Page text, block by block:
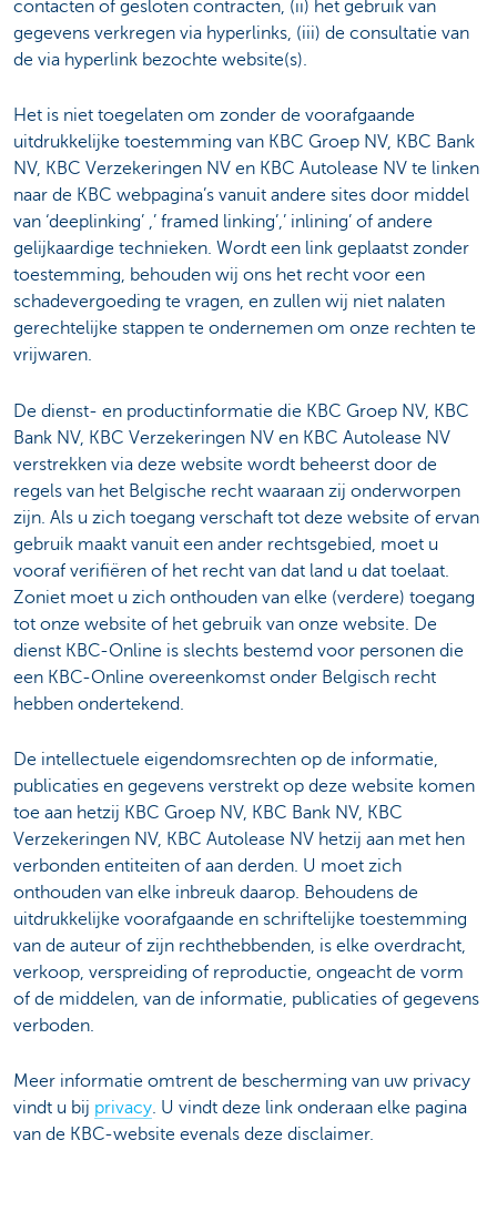
contacten of gesloten contracten, (ii) het gebruik van
gegevens verkregen via hyperlinks, (iii) de consultatie van
de via hyperlink bezochte website(s).
Het is niet toegelaten om zonder de voorafgaande
uitdrukkelijke toestemming van KBC Groep NV, KBC Bank
NV, KBC Verzekeringen NV en KBC Autolease NV te linken
naar de KBC webpagina’s vanuit andere sites door middel
van ‘deeplinking’ ,’ framed linking’,’ inlining’ of andere
gelijkaardige technieken. Wordt een link geplaatst zonder
toestemming, behouden wij ons het recht voor een
schadevergoeding te vragen, en zullen wij niet nalaten
gerechtelijke stappen te ondernemen om onze rechten te
vrijwaren.
De dienst- en productinformatie die KBC Groep NV, KBC
Bank NV, KBC Verzekeringen NV en KBC Autolease NV
verstrekken via deze website wordt beheerst door de
regels van het Belgische recht waaraan zij onderworpen
zijn. Als u zich toegang verschaft tot deze website of ervan
gebruik maakt vanuit een ander rechtsgebied, moet u
vooraf verifiëren of het recht van dat land u dat toelaat.
Zoniet moet u zich onthouden van elke (verdere) toegang
tot onze website of het gebruik van onze website. De
dienst KBC-Online is slechts bestemd voor personen die
een KBC-Online overeenkomst onder Belgisch recht
hebben ondertekend.
De intellectuele eigendomsrechten op de informatie,
publicaties en gegevens verstrekt op deze website komen
toe aan hetzij KBC Groep NV, KBC Bank NV, KBC
Verzekeringen NV, KBC Autolease NV hetzij aan met hen
verbonden entiteiten of aan derden. U moet zich
onthouden van elke inbreuk daarop. Behoudens de
uitdrukkelijke voorafgaande en schriftelijke toestemming
van de auteur of zijn rechthebbenden, is elke overdracht,
verkoop, verspreiding of reproductie, ongeacht de vorm
of de middelen, van de informatie, publicaties of gegevens
verboden.
Meer informatie omtrent de bescherming van uw privacy
vindt u bij privacy. U vindt deze link onderaan elke pagina
van de KBC-website evenals deze disclaimer.